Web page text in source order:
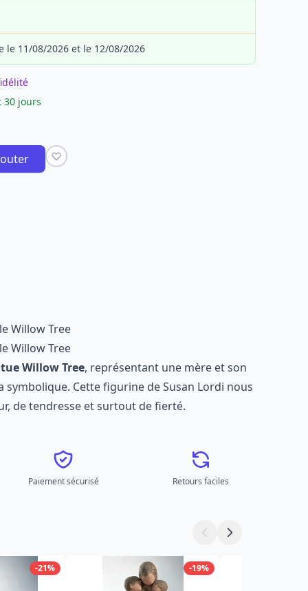
le 11/08/2026 et le 12/08/2026
30 jours
Willow Tree
Willow Tree
Willow Tree, représentant une mère et son
Cette figurine de Susan Lordi nous
de tendresse et surtout de fierté.
Paiement sécurisé Retours faciles
-21% -19%